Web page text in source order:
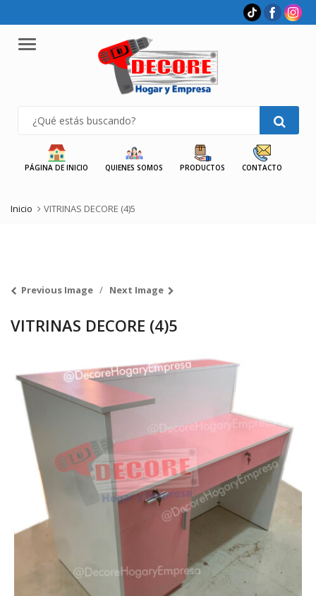
Menu
PÁGINA DE INICIO QUIENES SOMOS PRODUCTOS CONTACTO
Inicio VITRINAS DECORE (4)5
Previous Image Next Image
VITRINAS DECORE (4)5